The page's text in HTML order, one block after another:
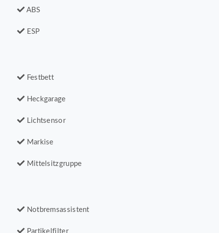
ABS
ESP
Festbett
Heckgarage
Lichtsensor
Markise
Mittelsitzgruppe
Notbremsassistent
Partikelfilter